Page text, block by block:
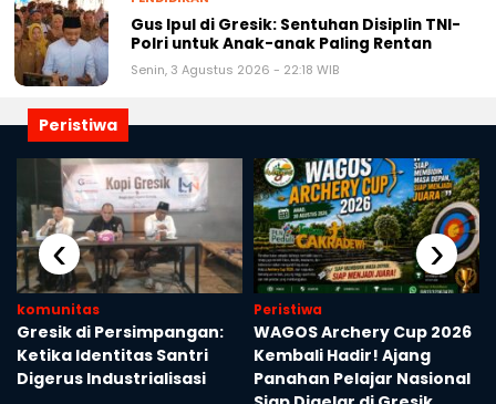
Gus Ipul di Gresik: Sentuhan Disiplin TNI-
Polri untuk Anak-anak Paling Rentan
Peristiwa
komunitas
Gresik di Persimpangan:
Ketika Identitas Santri
Digerus Industrialisasi
Peristiwa
WAGOS Archery Cup 2026
Kembali Hadir! Ajang
Panahan Pelajar Nasional
Siap Digelar di Gresik
‹ ›